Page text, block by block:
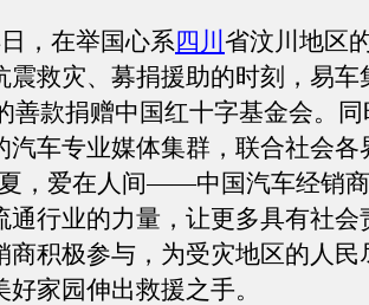
在举国心系四川 省汶川地区
震救灾、募捐援助的时刻，易车
善款捐赠中国红十字基金会。
汽车专业媒体集群，联合社会各
，爱在人间——中国汽车经销
通行业的力量，让更多具有社会
商积极参与，为受灾地区的人民
家园伸出救援之手。